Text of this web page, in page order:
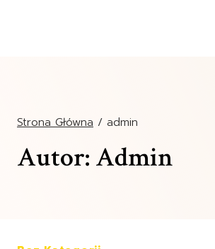
Strona Główna / admin
Autor: Admin